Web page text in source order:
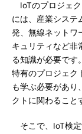
IoTのプロジェ
には、産業システ
発、無線ネットワ
キュリティなど非
る知識が必要です
特有のプロジェク
も学ぶ必要があり
クトに関わること
そこで、IoT検定